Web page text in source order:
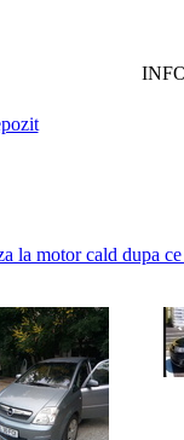
la motor cald dupa